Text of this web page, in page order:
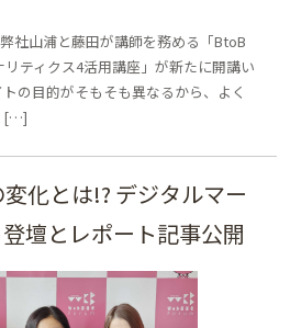
社山浦と藤田が講師を務める「BtoB
ティクス4活用講座」が新たに開講い
の目的がそもそも異なるから、よく
[…]
化とは!? デジタルマー
壇とレポート記事公開